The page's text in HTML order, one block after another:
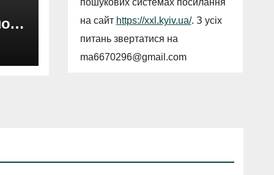
пошукових системах посилання
на сайт https://xxl.kyiv.ua/. З усіх
питань звертатися на
ma6670296@gmail.com